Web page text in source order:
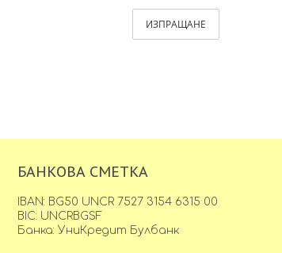
ИЗПРАЩАНЕ
БАНКОВА СМЕТКА
IBAN: BG50 UNCR 7527 3154 6315 00
BIC: UNCRBGSF
Банка: УниКредит Булбанк